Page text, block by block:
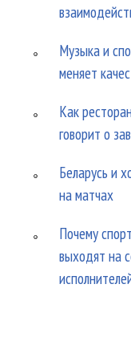
Музыка и
меняет
Как
говорит о
Беларусь и
на матчах
Почему
выходят на